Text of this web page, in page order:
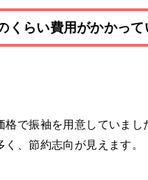
くらい費用がかかって
で振袖を用意していまし
、節約志向が見えます。